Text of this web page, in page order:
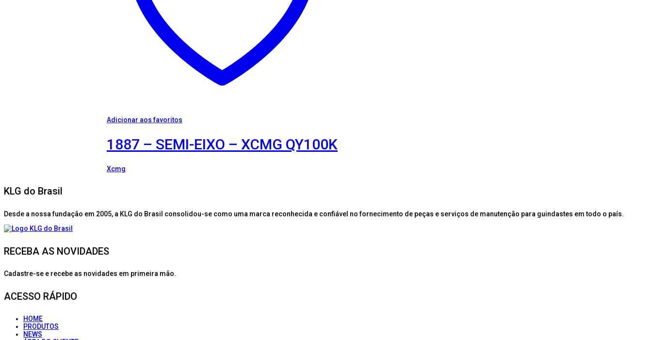
Adicionar aos favoritos
1887 – SEMI-EIXO – XCMG QY100K
Xcmg
KLG do Brasil
Desde a nossa fundação em 2005, a KLG do Brasil consolidou-se como uma marca reconhecida e confiável no fornecimento de peças e serviços de manutenção para guindastes em todo o país.
RECEBA AS NOVIDADES
Cadastre-se e recebe as novidades em primeira mão.
ACESSO RÁPIDO
HOME
PRODUTOS
NEWS